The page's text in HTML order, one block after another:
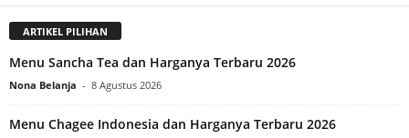
ARTIKEL PILIHAN
Menu Sancha Tea dan Harganya Terbaru 2026
Nona Belanja - 8 Agustus 2026
Menu Chagee Indonesia dan Harganya Terbaru 2026